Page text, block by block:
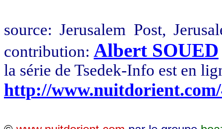
source:Jerusalem Post,
contribution: Albert SOUED
la série de Tsedek-Info est en
http://